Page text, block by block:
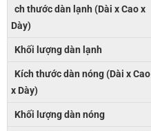
ch thước dàn lạnh (Dài x Cao x
Dày)
Khối lượng dàn lạnh
Kích thước dàn nóng (Dài x Cao
x Dày)
Khối lượng dàn nóng